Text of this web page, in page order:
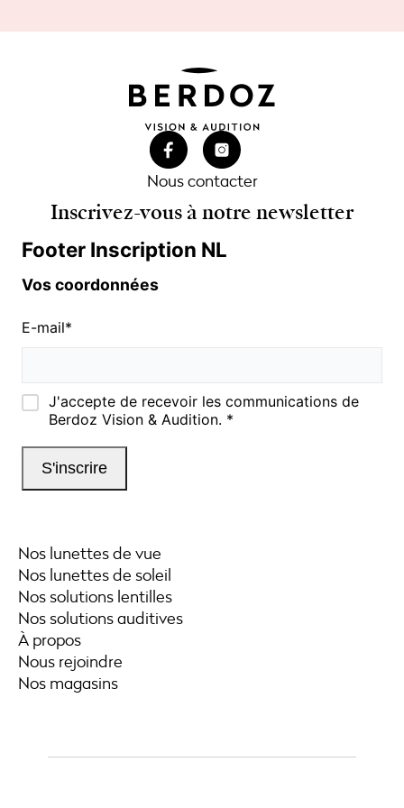
Nous contacter
Nos lunettes de vue
Nos lunettes de soleil
Nos solutions lentilles
Nos solutions auditives
À propos
Nous rejoindre
Nos magasins
Inscrivez-vous à notre newsletter